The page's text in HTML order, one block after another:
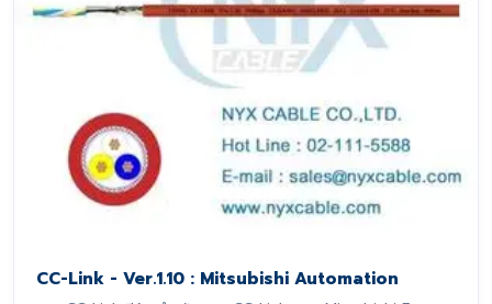
CC-Link - Ver.1.10 : Mitsubishi Automation